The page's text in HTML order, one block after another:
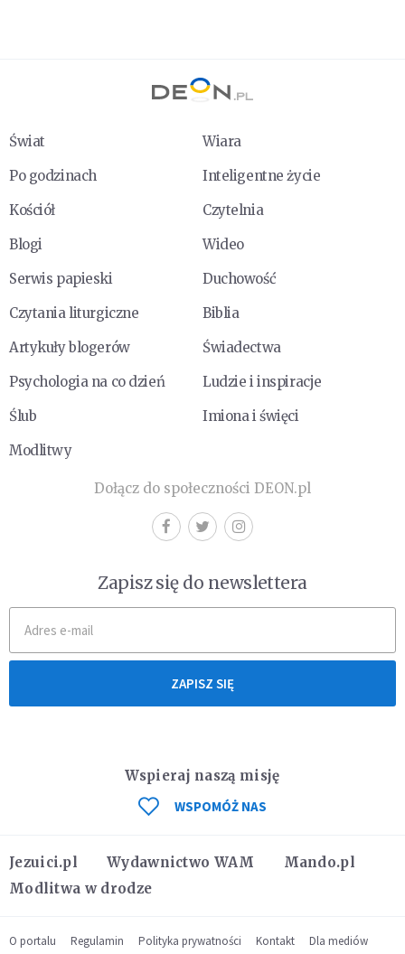
Świat
Wiara
Po godzinach
Inteligentne życie
Kościół
Czytelnia
Blogi
Wideo
Serwis papieski
Duchowość
Czytania liturgiczne
Biblia
Artykuły blogerów
Świadectwa
Psychologia na co dzień
Ludzie i inspiracje
Ślub
Imiona i święci
Modlitwy
Dołącz do społeczności DEON.pl
Zapisz się do newslettera
ZAPISZ SIĘ
Jezuici.pl Wydawnictwo WAM
Mando.pl
Modlitwa w drodze
Wspieraj naszą misję
WSPOMÓŻ NAS
O portalu Regulamin Polityka prywatności Kontakt Dla mediów